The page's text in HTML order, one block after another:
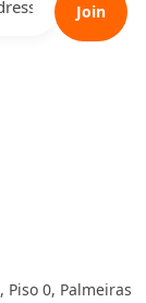
Join
Piso 0, Palmeiras